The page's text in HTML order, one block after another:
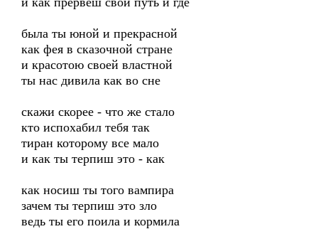
была ты юной и прекрасной
как фея в сказочной стране
и красотою своей властной
ты нас дивила как во сне
скажи скорее - что же стало
кто испохабил тебя так
тиран которому все мало
и как ты терпиш это - как
как носиш ты того вампира
зачем ты терпиш это зло
ведь ты его поила и кормила